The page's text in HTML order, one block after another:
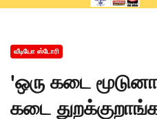
வீடியோ ஸ்டோரி
'ஒரு கடை
கடை